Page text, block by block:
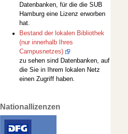
Datenbanken, für die die SUB
Hamburg eine Lizenz erworben
hat.
Bestand der lokalen Bibliothek
(nur innerhalb Ihres
Campusnetzes)
zu sehen sind Datenbanken, auf
die Sie in Ihrem lokalen Netz
einen Zugriff haben.
Nationallizenzen